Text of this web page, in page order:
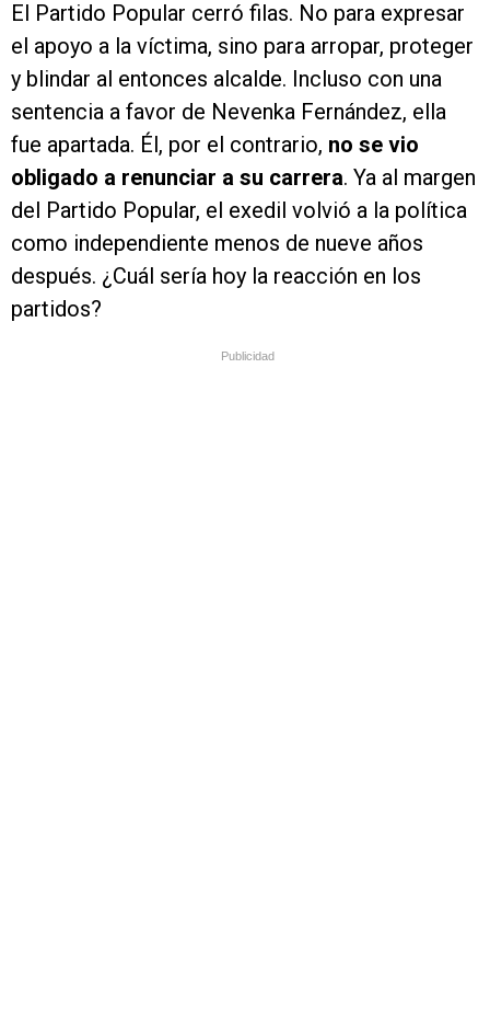
El Partido Popular cerró filas. No para expresar
el apoyo a la víctima, sino para arropar, proteger
y blindar al entonces alcalde. Incluso con una
sentencia a favor de Nevenka Fernández, ella
fue apartada. Él, por el contrario, no se vio
obligado a renunciar a su carrera. Ya al margen
del Partido Popular, el exedil volvió a la política
como independiente menos de nueve años
después. ¿Cuál sería hoy la reacción en los
partidos?
Publicidad